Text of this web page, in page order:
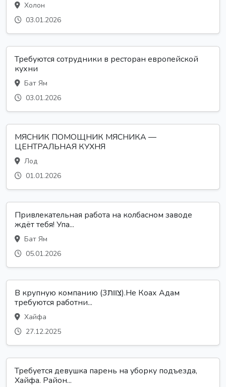
Холон
03.01.2026
Требуются сотрудники в ресторан европейской
кухни
Бат Ям
03.01.2026
МЯСНИК ПОМОЩНИК МЯСНИКА —
ЦЕНТРАЛЬНАЯ КУХНЯ
Лод
01.01.2026
Привлекательная работа на колбасном заводе
ждёт тебя! Упа...
Бат Ям
05.01.2026
В крупную компанию (צוות3).Не Коах Адам
требуются работни...
Хайфа
27.12.2025
Требуется девушка парень на уборку подъезда,
Хайфа. Район...